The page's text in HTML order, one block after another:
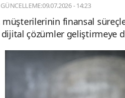
GÜNCELLEME:09.07.2026 - 14:23
müşterilerinin finansal
dijital çözümler geliştirmeye